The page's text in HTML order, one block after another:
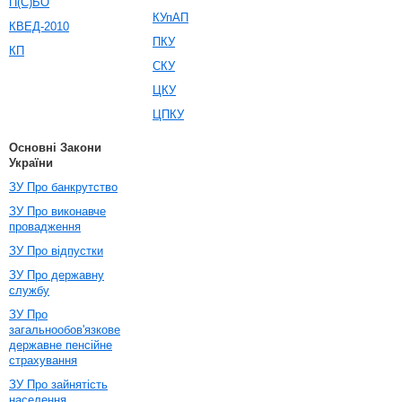
КВЕД-2010
КП
КУпАП
ПКУ
СКУ
ЦКУ
ЦПКУ
Основні Закони
України
ЗУ Про банкрутство
ЗУ Про виконавче
провадження
ЗУ Про відпустки
ЗУ Про державну
службу
ЗУ Про
загальнообов'язкове
державне пенсійне
страхування
ЗУ Про зайнятість